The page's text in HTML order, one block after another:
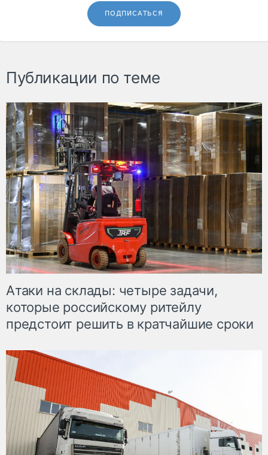
ПОДПИСАТЬСЯ
Публикации по теме
Атаки на склады: четыре задачи,
которые российскому ритейлу
предстоит решить в кратчайшие сроки